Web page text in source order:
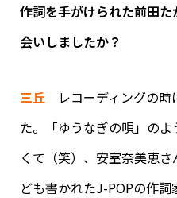
作詞を手がけられた前田
会いしましたか？
三丘 レコーディングの時
た。「ゆうなぎの唄」の
くて（笑）、安室奈美恵
ども書かれたJ-POPの作